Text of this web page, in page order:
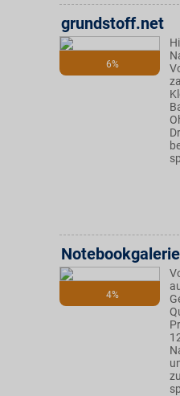
6%
grundstoff.net
4%
Notebookgalerie